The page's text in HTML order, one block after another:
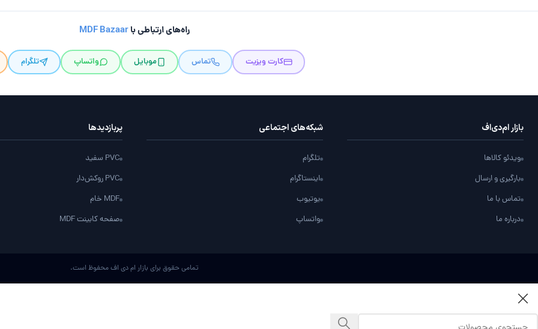
راه‌های ارتباطی باMDF Bazaar
کارت ویزیت تماس موبایل واتساپ تلگرام
بازار ام‌دی‌اف
ویدئو کالاها
بارگیری و ارسال
تماس با ما
درباره ما
شبکه‌های اجتماعی
تلگرام
اینستاگرام
یوتیوب
واتساپ
پربازدید‌ها
PVC سفید
PVC روکش‌دار
MDF خام
صفحه کابینت MDF
تمامی حقوق برای بازار ام دی اف محفوظ است.